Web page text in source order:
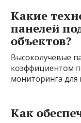
Какие
панелей
объектов?
Высоколучевые
коэффициентом
мониторинга для
Как